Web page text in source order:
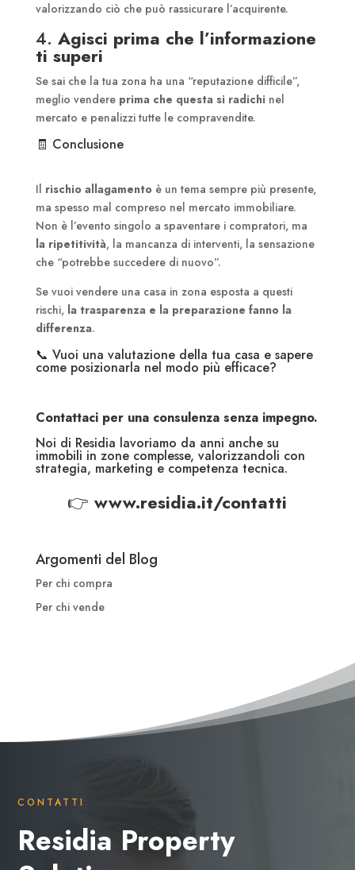
valorizzando ciò che può rassicurare l’acquirente.
4. Agisci prima che l’informazione
ti superi
Se sai che la tua zona ha una “reputazione difficile”,
meglio vendere prima che questa si radichinel
mercato e penalizzi tutte le compravendite.
🧾 Conclusione
Il rischio allagamento è un tema sempre più presente,
ma spesso mal compreso nel mercato immobiliare.
Non è l’evento singolo a spaventare i compratori, ma
la ripetitività, la mancanza di interventi, la sensazione
che “potrebbe succedere di nuovo”.
Se vuoi vendere una casa in zona esposta a questi
rischi, la trasparenza e la preparazione fanno la
differenza.
📞 Vuoi una valutazione della tua casa e sapere
come posizionarla nel modo più efficace?
Contattaci per una consulenza senza impegno.
Noi di Residia lavoriamo da anni anche su
immobili in zone complesse, valorizzandoli con
strategia, marketing e competenza tecnica.
👉 www.residia.it/contatti
Argomenti del Blog
Per chi compra
Per chi vende
CONTATTI
Residia Property